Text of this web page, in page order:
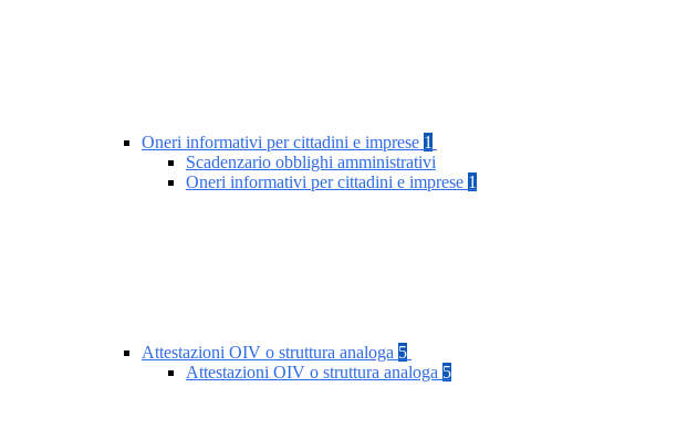
Oneri informativi per cittadini e imprese 1
Scadenzario obblighi amministrativi
Oneri informativi per cittadini e imprese 1
Attestazioni OIV o struttura analoga 5
Attestazioni OIV o struttura analoga 5